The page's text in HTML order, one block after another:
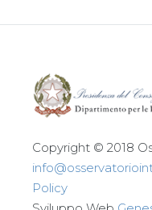
Copyright © 2018
Policy